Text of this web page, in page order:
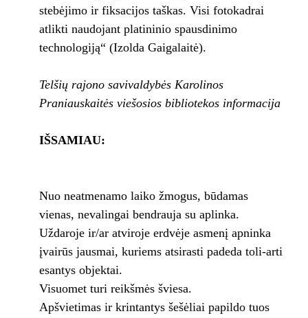
stebėjimo ir fiksacijos taškas. Visi fotokadrai
atlikti naudojant platininio spausdinimo
technologiją“ (Izolda Gaigalaitė).
Telšių rajono savivaldybės Karolinos
Praniauskaitės viešosios bibliotekos informacija
IŠSAMIAU:
Nuo neatmenamo laiko žmogus, būdamas
vienas, nevalingai bendrauja su aplinka.
Uždaroje ir/ar atviroje erdvėje asmenį apninka
įvairūs jausmai, kuriems atsirasti padeda toli-arti
esantys objektai.
Visuomet turi reikšmės šviesa.
Apšvietimas ir krintantys šešėliai papildo tuos